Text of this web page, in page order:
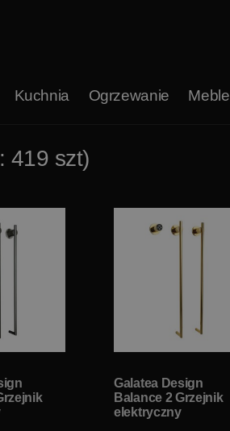
Kuchnia Ogrzewanie Meble
419 szt)
Galatea Design
Balance 2 Grzejnik
elektryczny